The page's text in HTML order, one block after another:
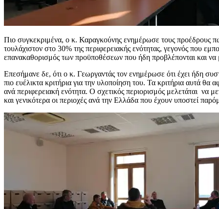
Πιο συγκεκριμένα, ο κ. Καραγκούνης ενημέρωσε τους προέδρους
τουλάχιστον στο 30% της περιφερειακής ενότητας, γεγονός που
επανακαθορισμός των προϋποθέσεων που ήδη προβλέπονται και
Επεσήμανε δε, ότι ο κ. Γεωργαντάς τον ενημέρωσε ότι έχει ήδη
πιο ευέλικτα κριτήρια για την υλοποίηση του. Τα κριτήρια αυτά
ανά περιφερειακή ενότητα. Ο σχετικός περιορισμός μελετάται να
και γενικότερα οι περιοχές ανά την Ελλάδα που έχουν υποστεί